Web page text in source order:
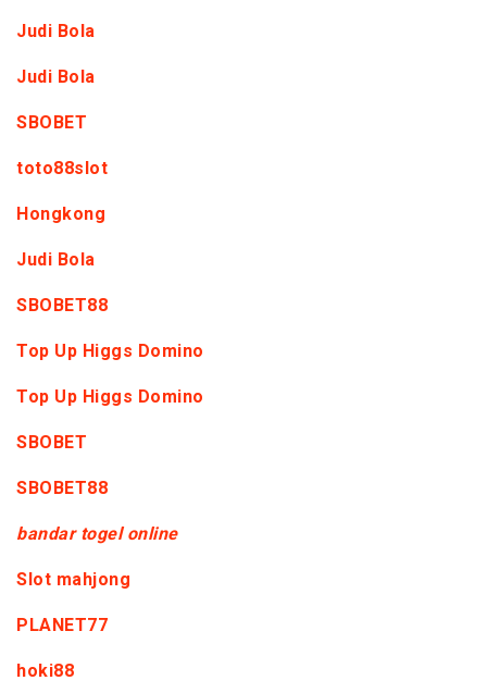
Judi Bola
Judi Bola
SBOBET
toto88slot
Hongkong
Judi Bola
SBOBET88
Top Up Higgs Domino
Top Up Higgs Domino
SBOBET
SBOBET88
bandar togel online
Slot mahjong
PLANET77
hoki88